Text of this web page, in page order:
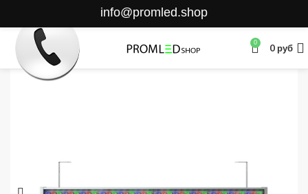
info@promled.shop
0 0руб